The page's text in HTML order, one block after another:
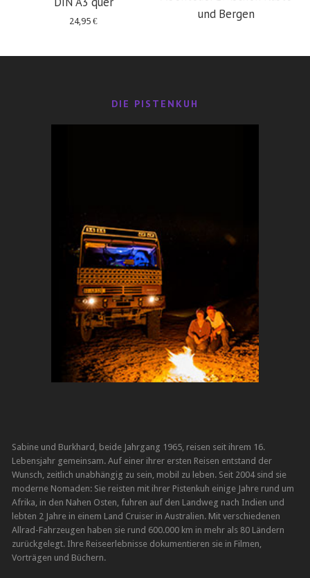
24,95€
und Bergen
DIE PISTENKUH
Sabine und Burkhard, beide Jahrgang 1965, reisen seit ihrem 16.
Lebensjahr gemeinsam. Auf einer ihrer ersten Reisen entstand der
Wunsch, zeitlich unabhängig zu sein, mobil zu leben. Seit 2004 sind sie
moderne Nomaden: Sie reisten mit ihrer Pistenkuh einige Jahre rund um
Afrika, in den Nahen Osten, fuhren auf den Landweg nach Indien und
lebten 2 Jahre in einem Land Cruiser in Australien. Mit verschiedenen
Allrad-Fahrzeugen haben sie rund 600.000 km in mehr als 80 Ländern
zurückgelegt. Ihre Reiseerlebnisse dokumentieren sie in Filmen,
Vorträgen und Büchern.